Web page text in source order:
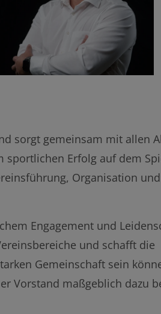
Sportlicher Leiter
sorgt gemeinsam mit allen
sportlichen Erfolg auf dem
Organisation
Engagement und
und schafft die
Gemeinschaft sein
Vorstand maßgeblich dazu